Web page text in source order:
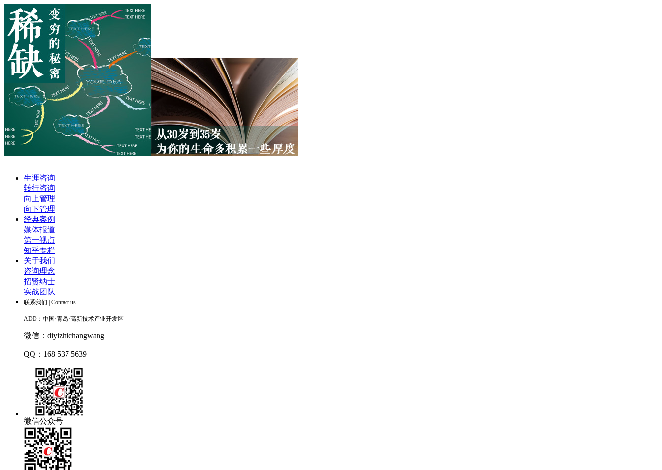
生涯咨询
转行咨询
向上管理
向下管理
经典案例
媒体报道
第一视点
知乎专栏
关于我们
咨询理念
招贤纳士
实战团队
联系我们 | Contact us
ADD：中国·青岛·高新技术产业开发区
微信：diyizhichangwang
QQ： 168 537 5639
高
仿
劳
力
士
手
表
高
仿
手
微信公众号